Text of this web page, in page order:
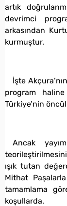
artık
devrimci
arkasından
kurmuştur.
İşte
program
Türkiye’nin
Ancak
ışık tutan
Mithat
tamamlama
koşullarda.